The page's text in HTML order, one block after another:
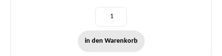
in den Warenkorb